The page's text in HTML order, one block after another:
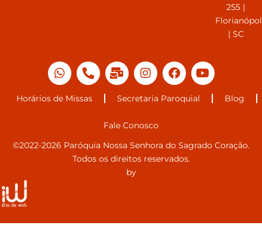
255 |
| SC
Horários de Missas Secretaria Paroquial Blog
Fale Conosco
©2022-2026 Paróquia Nossa Senhora do Sagrado Coração.
Todos os direitos reservados.
by